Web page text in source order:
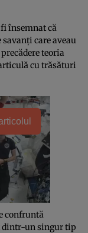
însemnat că
savanţi care aveau
teoria
cu trăsături
confruntă
dintr-un singur tip